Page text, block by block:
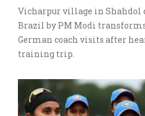
Vicharpur village in Shahdol
Brazil by PM Modi
German coach visits after
training trip.